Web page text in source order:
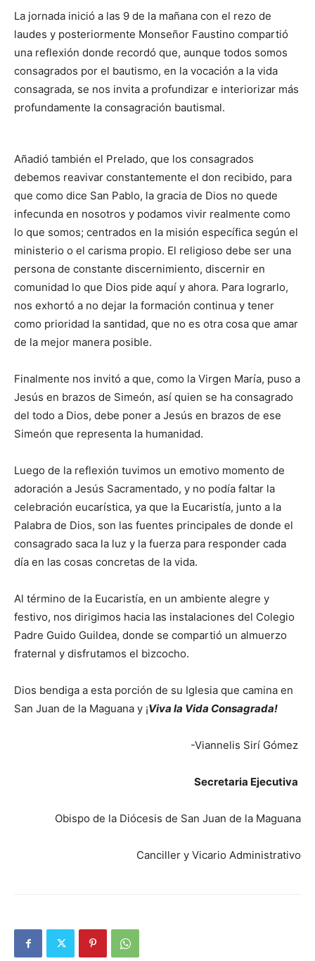
La jornada inició a las 9 de la mañana con el rezo de
laudes y posteriormente Monseñor Faustino compartió
una reflexión donde recordó que, aunque todos somos
consagrados por el bautismo, en la vocación a la vida
consagrada, se nos invita a profundizar e interiorizar más
profundamente la consagración bautismal.
Añadió también el Prelado, que los consagrados
debemos reavivar constantemente el don recibido, para
que como dice San Pablo, la gracia de Dios no quede
infecunda en nosotros y podamos vivir realmente como
lo que somos; centrados en la misión específica según el
ministerio o el carisma propio. El religioso debe ser una
persona de constante discernimiento, discernir en
comunidad lo que Dios pide aquí y ahora. Para lograrlo,
nos exhortó a no dejar la formación continua y tener
como prioridad la santidad, que no es otra cosa que amar
de la mejor manera posible.
Finalmente nos invitó a que, como la Virgen María, puso a
Jesús en brazos de Simeón, así quien se ha consagrado
del todo a Dios, debe poner a Jesús en brazos de ese
Simeón que representa la humanidad.
Luego de la reflexión tuvimos un emotivo momento de
adoración a Jesús Sacramentado, y no podía faltar la
celebración eucarística, ya que la Eucaristía, junto a la
Palabra de Dios, son las fuentes principales de donde el
consagrado saca la luz y la fuerza para responder cada
día en las cosas concretas de la vida.
Al término de la Eucaristía, en un ambiente alegre y
festivo, nos dirigimos hacia las instalaciones del Colegio
Padre Guido Guildea, donde se compartió un almuerzo
fraternal y disfrutamos el bizcocho.
Dios bendiga a esta porción de su Iglesia que camina en
San Juan de la Maguana y ¡Viva la Vida Consagrada!
-Viannelis Sirí Gómez
Secretaria Ejecutiva
Obispo de la Diócesis de San Juan de la Maguana
Canciller y Vicario Administrativo